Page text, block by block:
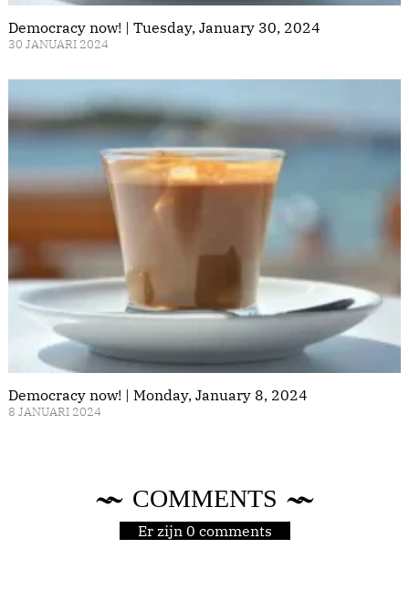
Democracy now! | Tuesday, January 30, 2024
30 JANUARI 2024
Democracy now! | Monday, January 8, 2024
8 JANUARI 2024
COMMENTS
Er zijn 0 comments